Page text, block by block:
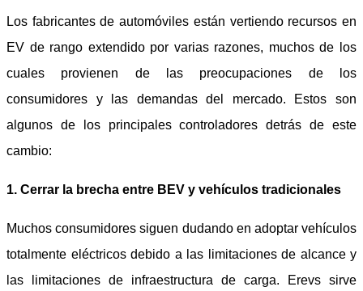
Los fabricantes de automóviles están vertiendo recursos en
EV de rango extendido por varias razones, muchos de los
cuales provienen de las preocupaciones de los
consumidores y las demandas del mercado. Estos son
algunos de los principales controladores detrás de este
cambio:
1. Cerrar la brecha entre BEV y vehículos tradicionales
Muchos consumidores siguen dudando en adoptar vehículos
totalmente eléctricos debido a las limitaciones de alcance y
las limitaciones de infraestructura de carga. Erevs sirve